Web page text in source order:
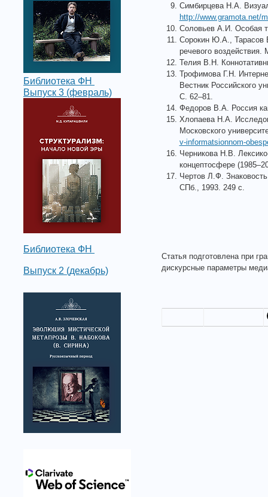
Библиотека ФН
Выпуск 3 (февраль)
Библиотека ФН
Выпуск 2 (декабрь)
Симбирцева Н.А.
http://www.gramota.net/
Соловьев А.И. Особая
Сорокин Ю.А., Тарасов
речевого
Телия В.Н.
Трофимова Г.Н.
Вестник Российского
С. 62–81.
Федоров В.А. Россия
Хлопаева Н.А.
Московского
v-informatsionnom-
Черникова Н.В.
концептосфере
Чертов Л.Ф.
СПб., 1993. 249 с.
Статья подготовлена при
дискурсные параметры